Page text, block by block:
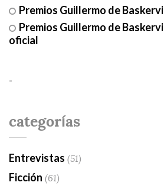
Premios Guillermo de
Premios Guillermo de
oficial
-
categorías
Entrevistas (51)
Ficción (61)